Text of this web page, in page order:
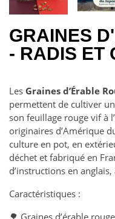
GRAINES
- RADIS ET
Les Graines d’Érable
permettent de cultiver
son feuillage rouge vif à
originaires d’Amérique
culture en pot, en
déchet et fabriqué en
d’instructions en
Caractéristiques :
🌳 Graines d’érable